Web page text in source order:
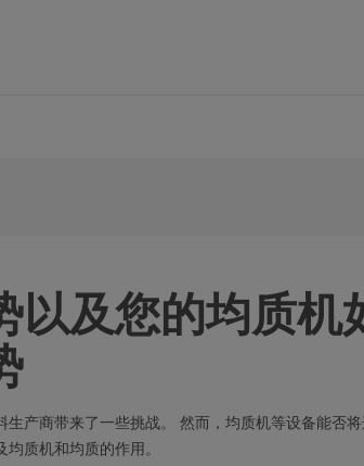
以及您的均质机
产商带来了一些挑战。 然而，均质机等设备能否
质机和均质的作用。